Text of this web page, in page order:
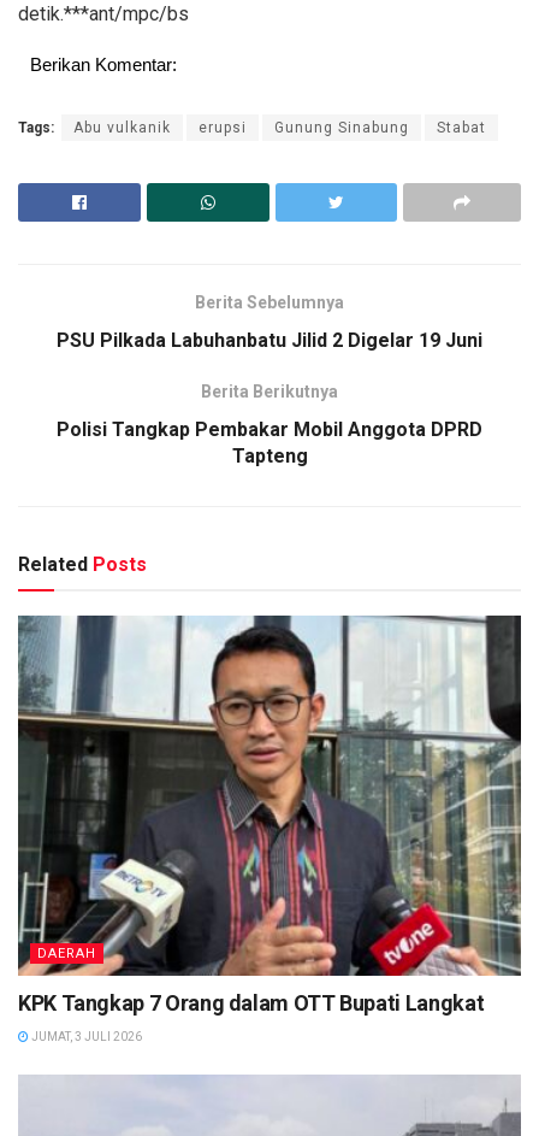
detik.***ant/mpc/bs
Berikan Komentar:
Tags: Abu vulkanik erupsi Gunung Sinabung Stabat
Berita Sebelumnya
PSU Pilkada Labuhanbatu Jilid 2 Digelar 19 Juni
Berita Berikutnya
Polisi Tangkap Pembakar Mobil Anggota DPRD
Tapteng
Related Posts
DAERAH
KPK Tangkap 7 Orang dalam OTT Bupati Langkat
JUMAT, 3 JULI 2026